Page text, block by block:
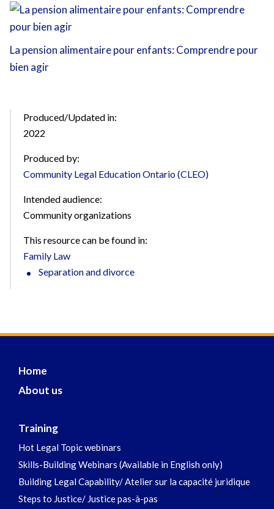
La pension alimentaire pour enfants: Comprendre pour
bien agir
Produced/Updated in:
2022
Produced by:
Community Legal Education Ontario (CLEO)
Intended audience:
Community organizations
This resource can be found in:
Family Law
Separation and divorce
Home
About us
Training
Hot Legal Topic webinars
Skills-Building Webinars (Available in English only)
Building Legal Capability/ Atelier sur la capacité juridique
Steps to Justice/ Justice pas-à-pas